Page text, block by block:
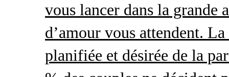
vous lancer dans la grande
d’amour vous attendent.
planifiée et désirée de la